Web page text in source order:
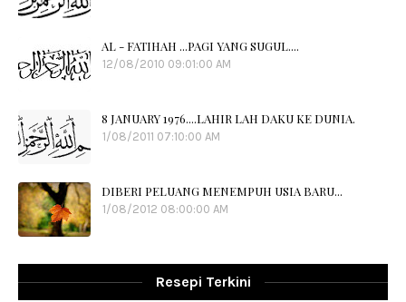
AL - FATIHAH ...PAGI YANG SUGUL....
12/08/2010 09:01:00 AM
8 JANUARY 1976....LAHIR LAH DAKU KE DUNIA.
1/08/2011 07:10:00 AM
DIBERI PELUANG MENEMPUH USIA BARU...
1/08/2012 08:00:00 AM
Resepi Terkini